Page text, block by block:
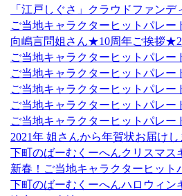
「江戸しぐさ」クラウドファン
ご当地キャラクターヒットパレー
向嶋言問姐さん★10周年ご挨拶
ご当地キャラクターヒットパレ
ご当地キャラクターヒットパレー
ご当地キャラクターヒットパレ
ご当地キャラクターヒットパレー
ご当地キャラクターヒットパレー
2021年 姐さんから年賀状お届け
下町のばーむくーへんクリスマス
新春！ご当地キャラクターヒット
下町のばーむくーへんハロウィン